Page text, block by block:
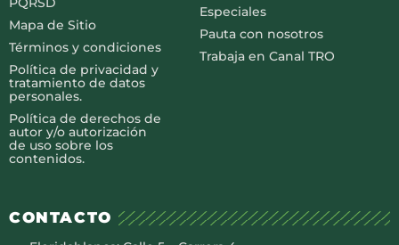
Mapa de Sitio
Términos y condiciones
Política de privacidad y
tratamiento de datos
personales.
Política de derechos de
autor y/o autorización
de uso sobre los
contenidos.
Especiales
Pauta con nosotros
Trabaja en Canal TRO
CONTACTO